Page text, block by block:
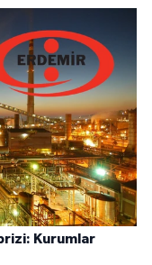
Kurumlar